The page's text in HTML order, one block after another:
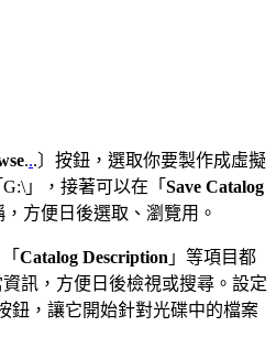
...〕按鈕，選取你要製作成虛擬
」，接著可以在「 Save Catalog
方便日後選取、瀏覽用。
Catalog Description 」等項目都
訊，方便日後檢視或搜尋。設定
鈕，讓它開始針對光碟中的檔案